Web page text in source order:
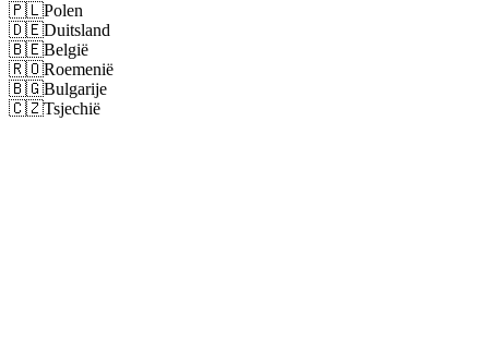
🇵🇱Polen
🇩🇪Duitsland
🇧🇪België
🇷🇴Roemenië
🇧🇬Bulgarije
🇨🇿Tsjechië